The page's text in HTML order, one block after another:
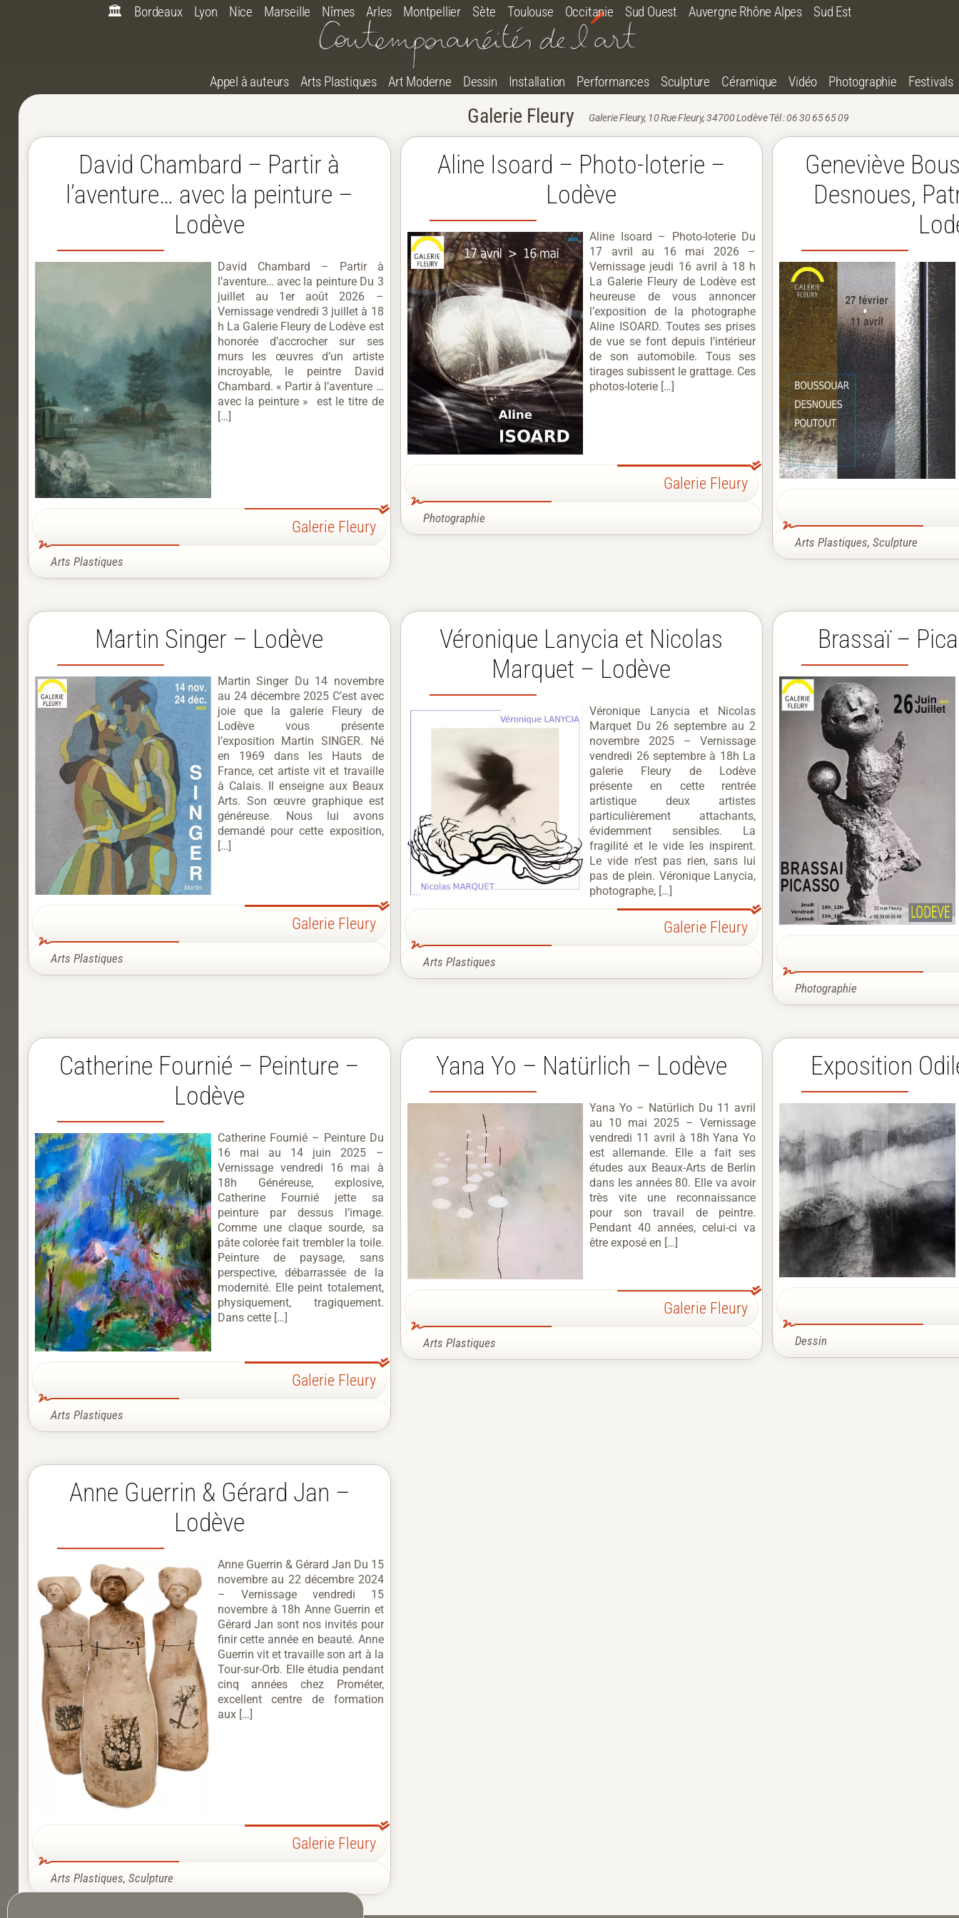
🏛️ Bordeaux Lyon Nice Marseille Nîmes Arles Montpellier Sète Toulouse Occitanie Sud Ouest Auvergne Rhône Alpes Sud Est
Appel à auteurs Arts Plastiques Art Moderne Dessin Installation Performances Sculpture Céramique Vidéo Photographie Festivals
Galerie Fleury Galerie Fleury, 10 Rue Fleury, 34700 Lodève Tél : 06 30 65 65 09
David Chambard – Partir à
l’aventure… avec la peinture –
Lodève
David Chambard – Partir à
l’aventure… avec la peinture Du 3
juillet au 1er août 2026 –
Vernissage vendredi 3 juillet à 18
h La Galerie Fleury de Lodève est
honorée d’accrocher sur ses
murs les œuvres d’un artiste
incroyable, le peintre David
Chambard. « Partir à l’aventure …
avec la peinture » est le titre de
[…]
Galerie Fleury
Arts Plastiques
Aline Isoard – Photo-loterie –
Lodève
Aline Isoard – Photo-loterie Du
17 avril au 16 mai 2026 –
Vernissage jeudi 16 avril à 18 h
La Galerie Fleury de Lodève est
heureuse de vous annoncer
l’exposition de la photographe
Aline ISOARD. Toutes ses prises
de vue se font depuis l’intérieur
de son automobile. Tous ses
tirages subissent le grattage. Ces
photos-loterie […]
Galerie Fleury
Photographie
Geneviève
Desnoues,
Arts Plastiques,Sculpture
Martin Singer – Lodève
Martin Singer Du 14 novembre
au 24 décembre 2025 C’est avec
joie que la galerie Fleury de
Lodève vous présente
l’exposition Martin SINGER. Né
en 1969 dans les Hauts de
France, cet artiste vit et travaille
à Calais. Il enseigne aux Beaux
Arts. Son œuvre graphique est
généreuse. Nous lui avons
demandé pour cette exposition,
[…]
Galerie Fleury
Arts Plastiques
Véronique Lanycia et Nicolas
Marquet – Lodève
Véronique Lanycia et Nicolas
Marquet Du 26 septembre au 2
novembre 2025 – Vernissage
vendredi 26 septembre à 18h La
galerie Fleury de Lodève
présente en cette rentrée
artistique deux artistes
particulièrement attachants,
évidemment sensibles. La
fragilité et le vide les inspirent.
Le vide n’est pas rien, sans lui
pas de plein. Véronique Lanycia,
photographe, […]
Galerie Fleury
Arts Plastiques
Brassaï –
Photographie
Catherine Fournié – Peinture –
Lodève
Catherine Fournié – Peinture Du
16 mai au 14 juin 2025 –
Vernissage vendredi 16 mai à
18h Généreuse, explosive,
Catherine Fournié jette sa
peinture par dessus l’image.
Comme une claque sourde, sa
pâte colorée fait trembler la toile.
Peinture de paysage, sans
perspective, débarrassée de la
modernité. Elle peint totalement,
physiquement, tragiquement.
Dans cette […]
Galerie Fleury
Arts Plastiques
Yana Yo – Natürlich – Lodève
Yana Yo – Natürlich Du 11 avril
au 10 mai 2025 – Vernissage
vendredi 11 avril à 18h Yana Yo
est allemande. Elle a fait ses
études aux Beaux-Arts de Berlin
dans les années 80. Elle va avoir
très vite une reconnaissance
pour son travail de peintre.
Pendant 40 années, celui-ci va
être exposé en […]
Galerie Fleury
Arts Plastiques
Exposition
Dessin
Anne Guerrin & Gérard Jan –
Lodève
Anne Guerrin & Gérard Jan Du 15
novembre au 22 décembre 2024
– Vernissage vendredi 15
novembre à 18h Anne Guerrin et
Gérard Jan sont nos invités pour
finir cette année en beauté. Anne
Guerrin vit et travaille son art à la
Tour-sur-Orb. Elle étudia pendant
cinq années chez Prométer,
excellent centre de formation
aux […]
Galerie Fleury
Arts Plastiques, Sculpture